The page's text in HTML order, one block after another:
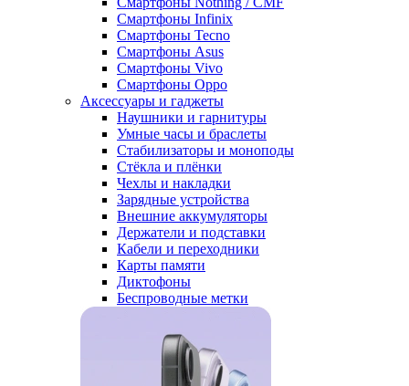
Смартфоны Infinix
Смартфоны Tecno
Смартфоны Asus
Смартфоны Vivo
Смартфоны Oppo
Аксессуары и гаджеты
Наушники и гарнитуры
Умные часы и браслеты
Стабилизаторы и моноподы
Стёкла и плёнки
Чехлы и накладки
Зарядные устройства
Внешние аккумуляторы
Держатели и подставки
Кабели и переходники
Карты памяти
Диктофоны
Беспроводные метки